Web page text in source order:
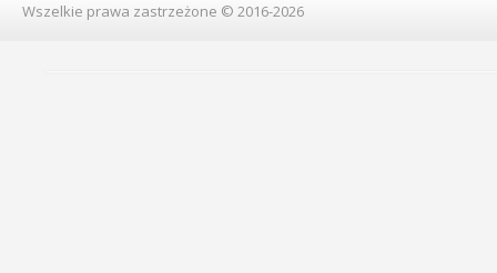
Wszelkie prawa zastrzeżone © 2016-2026